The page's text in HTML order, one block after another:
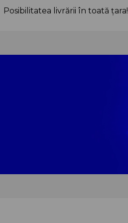
Posibilitatea livrării în toată țara!